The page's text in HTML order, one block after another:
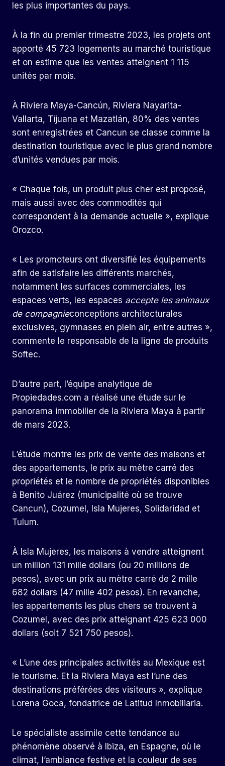
les plus importantes du pays.
À la fin du premier trimestre 2023, les projets ont
apporté 45 723 logements au marché touristique
et on estime que les ventes atteignent 1 115
unités par mois.
À Riviera Maya-Cancún, Riviera Nayarita-
Vallarta, Tijuana et Mazatlán, 80% des ventes
sont enregistrées et Cancun se classe comme la
destination touristique avec le plus grand nombre
d’unités vendues par mois.
« Chaque fois, un produit plus cher est proposé,
mais aussi avec des commodités qui
correspondent à la demande actuelle », explique
Orozco.
« Les promoteurs ont diversifié les équipements
afin de satisfaire les différents marchés,
notamment les surfaces commerciales, les
espaces verts, les espaces accepte les animaux
de compagnieconceptions architecturales
exclusives, gymnases en plein air, entre autres »,
commente le responsable de la ligne de produits
Softec.
D’autre part, l’équipe analytique de
Propiedades.com a réalisé une étude sur le
panorama immobilier de la Riviera Maya à partir
de mars 2023.
L’étude montre les prix de vente des maisons et
des appartements, le prix au mètre carré des
propriétés et le nombre de propriétés disponibles
à Benito Juárez (municipalité où se trouve
Cancun), Cozumel, Isla Mujeres, Solidaridad et
Tulum.
À Isla Mujeres, les maisons à vendre atteignent
un million 131 mille dollars (ou 20 millions de
pesos), avec un prix au mètre carré de 2 mille
682 dollars (47 mille 402 pesos). En revanche,
les appartements les plus chers se trouvent à
Cozumel, avec des prix atteignant 425 623 000
dollars (soit 7 521 750 pesos).
« L’une des principales activités au Mexique est
le tourisme. Et la Riviera Maya est l’une des
destinations préférées des visiteurs », explique
Lorena Goca, fondatrice de Latitud Inmobiliaria.
Le spécialiste assimile cette tendance au
phénomène observé à Ibiza, en Espagne, où le
climat, l’ambiance festive et la couleur de ses